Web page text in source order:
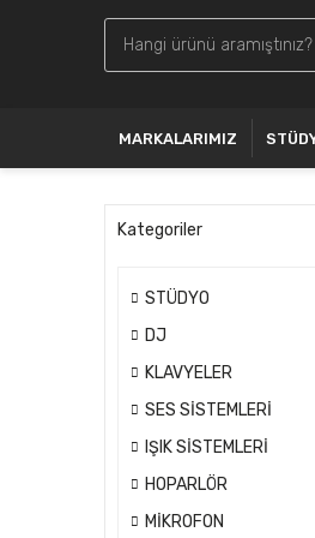
MARKALARIMIZ
Kategoriler
STÜDYO
DJ
KLAVYELER
SES SİSTEMLERİ
IŞIK SİSTEMLERİ
HOPARLÖR
MİKROFON